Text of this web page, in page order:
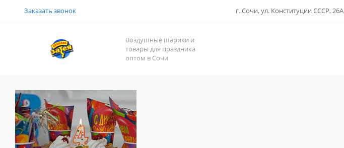
Заказать звонок г. Сочи, ул. Конституции СССР, 26А
Воздушные шарики и
товары для праздника
оптом в Сочи